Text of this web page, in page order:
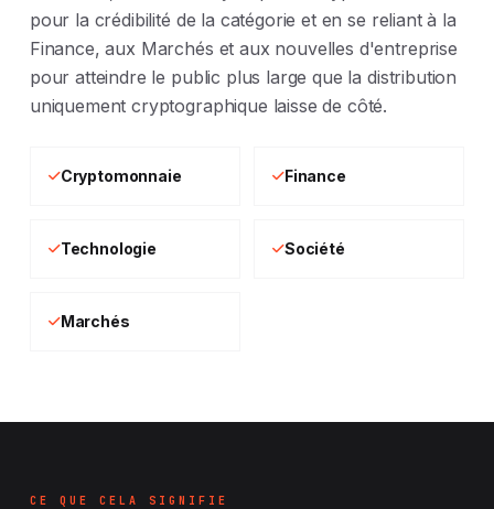
pour la crédibilité de la catégorie et en se reliant à la
Finance, aux Marchés et aux nouvelles d'entreprise
pour atteindre le public plus large que la distribution
uniquement cryptographique laisse de côté.
Cryptomonnaie Finance
Technologie Société
Marchés
CE QUE CELA SIGNIFIE